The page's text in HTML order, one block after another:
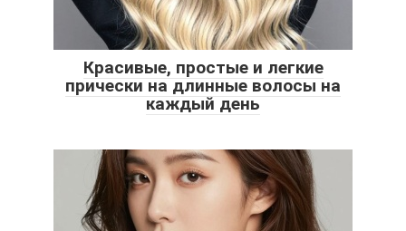
Красивые, простые и легкие
прически на длинные волосы на
каждый день